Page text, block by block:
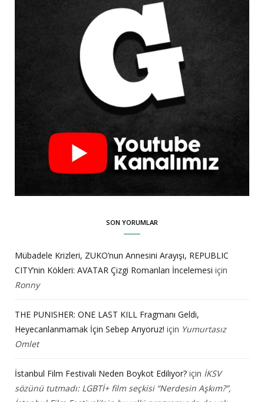
SON YORUMLAR
Mübadele Krizleri, ZUKO’nun Annesini Arayışı, REPUBLIC
CITY’nin Kökleri: AVATAR Çizgi Romanları İncelemesi için
Ronny
THE PUNISHER: ONE LAST KILL Fragmanı Geldi,
Heyecanlanmamak İçin Sebep Arıyoruz! için Yumurtasız
Omlet
İstanbul Film Festivali Neden Boykot Ediliyor? için İKSV
sözünü tutmadı: LGBTİ+ film seçkisi “Nerdesin Aşkım?”,